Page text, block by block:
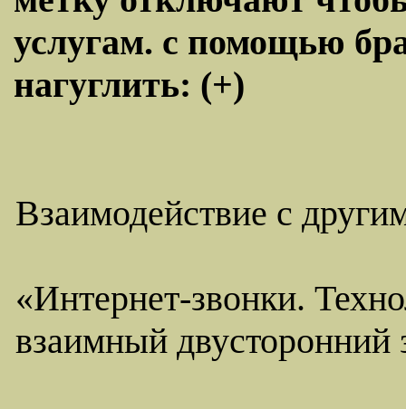
услугам. с помощью
нагуглить: (+)
Взаимодействие с
«Интернет-звонки.
взаимный двусторонний